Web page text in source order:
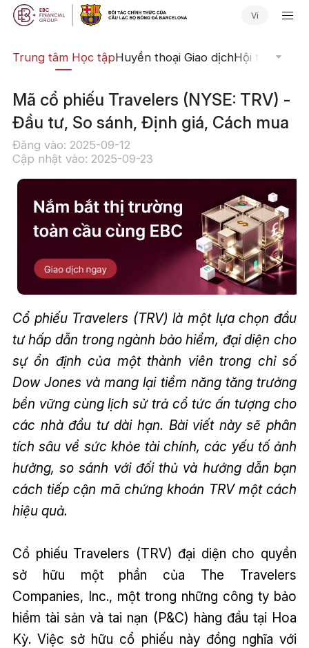
Vi
Trung tâm Học tậpHuyền thoại Giao dịchHội thảo
Mã cổ phiếu Travelers (NYSE: TRV) -
Đầu tư, So sánh, Định giá, Cách mua
Đăng vào: 2025-09-12
Cập nhật vào: 2025-09-23
Cổ phiếu Travelers (TRV) là một lựa chọn đầu
tư hấp dẫn trong ngành bảo hiểm, đại diện cho
sự ổn định của một thành viên trong chỉ số
Dow Jones và mang lại tiềm năng tăng trưởng
bền vững cùng lịch sử trả cổ tức ấn tượng cho
các nhà đầu tư dài hạn. Bài viết này sẽ phân
tích sâu về sức khỏe tài chính, các yếu tố ảnh
hưởng, so sánh với đối thủ và hướng dẫn bạn
cách tiếp cận mã chứng khoán TRV một cách
hiệu quả.
Cổ phiếu Travelers (TRV) đại diện cho quyền
sở hữu một phần của The Travelers
Companies, Inc., một trong những công ty bảo
hiểm tài sản và tai nạn (P&C) hàng đầu tại Hoa
Kỳ. Việc sở hữu cổ phiếu này đồng nghĩa với